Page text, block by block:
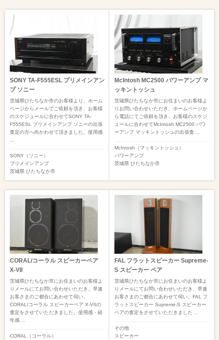
SONY TA-F555ESL プリメインアン
プ ソニー
茨城県ひたちなか市のお客様より、ホーム
ページからメールでご依頼を頂き、お客様
のスケジュールに合わせてSONY TA-
F555ESL プリメインアンプ ソニーの出張
査定の方へ向かわせて頂きました。使用感
SONY（ソニー）
プリメインアンプ
茨城県 ひたちなか市
McIntosh MC2500 パワーアンプ マ
ッキントッシュ
茨城県ひたちなか市にお住まいのお客様よ
りお問い合わせいただき、ホームページか
ら電話にてご依頼を頂き、お客様のスケジ
ュールに合わせてMcIntosh MC2500 パワ
ーアンプ マッキントッシュの出張査 ...
McIntosh（マッキントッシュ）
パワーアンプ
茨城県 ひたちなか市
CORAL/コーラル スピーカーペア
X-VII
茨城県ひたちなか市にお住まいのお客様よ
りメールにてお問い合わせいただき、早速
お客さまのご都合にあわせて伺い、
CORAL/コーラル スピーカーペア X-VIIの
査定をさせていただきました。使用感・経
年感 ...
CORAL（コーラル）
FAL フラットスピーカー Supreme-
S スピーカー ペア
茨城県ひたちなか市にお住まいのお客様よ
りメールにてお問い合わせいただき、早速
お客さまのご都合にあわせて伺い、FAL フ
ラットスピーカー Supreme-S スピーカー
ペアの査定をさせていただきました ...
その他
スピーカー